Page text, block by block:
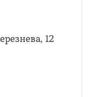
12